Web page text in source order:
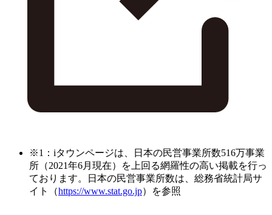
※1：iタウンページは、日本の民営事業所数516万事業
所（2021年6月現在）を上回る網羅性の高い掲載を行っ
ております。日本の民営事業所数は、総務省統計局サ
イト（https://www.stat.go.jp）を参照